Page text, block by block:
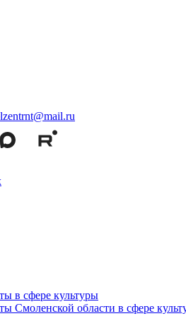
в сфере культуры
Смоленской области в сфере